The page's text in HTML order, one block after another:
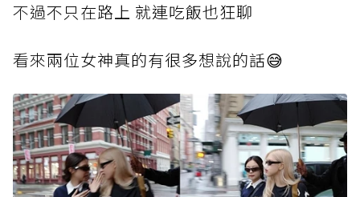
不過不只在路上 就連吃飯也狂聊
看來兩位女神真的有很多想說的話😅